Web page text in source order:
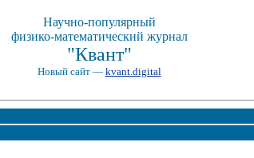
Научно-популярный
физико-математический журнал
"Квант"
Новый сайт — kvant.digital